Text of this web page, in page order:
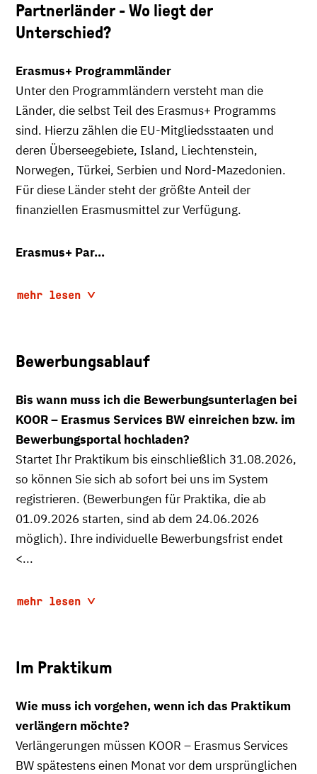
Partnerländer - Wo liegt der
Unterschied?
Erasmus+ Programmländer
Unter den Programmländern versteht man die
Länder, die selbst Teil des Erasmus+ Programms
sind. Hierzu zählen die EU-Mitgliedsstaaten und
deren Überseegebiete, Island, Liechtenstein,
Norwegen, Türkei, Serbien und Nord-Mazedonien.
Für diese Länder steht der größte Anteil der
finanziellen Erasmusmittel zur Verfügung.
Erasmus+ Par...
mehr lesen
Bewerbungsablauf
Bis wann muss ich die Bewerbungsunterlagen bei
KOOR – Erasmus Services BW einreichen bzw. im
Bewerbungsportal hochladen?
Startet Ihr Praktikum bis einschließlich 31.08.2026,
so können Sie sich ab sofort bei uns im System
registrieren. (Bewerbungen für Praktika, die ab
01.09.2026 starten, sind ab dem 24.06.2026
möglich). Ihre individuelle Bewerbungsfrist endet
<...
mehr lesen
Im Praktikum
Wie muss ich vorgehen, wenn ich das Praktikum
verlängern möchte?
Verlängerungen müssen KOOR – Erasmus Services
BW spätestens einen Monat vor dem ursprünglichen